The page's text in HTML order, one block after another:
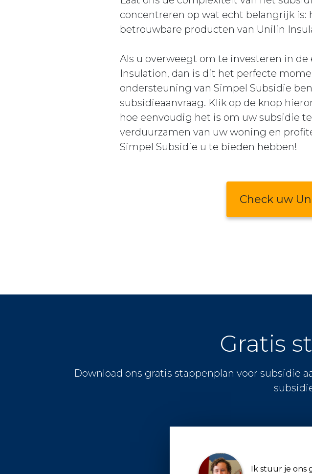
concentreren op wat echt belangrijk
betrouwbare producten van Unilin
Als u overweegt om te investeren in
Insulation, dan is dit het perfecte
ondersteuning van Simpel Subsidie
subsidieaanvraag. Klik op de knop
hoe eenvoudig het is om uw subsidie
verduurzamen van uw woning en
Simpel Subsidie u te bieden hebben!
Check uw
Gratis
Download ons gratis stappenplan voor subsidie
Ik stuur je ons